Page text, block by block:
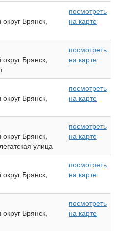
округ Брянск,
посмотреть
на карте
округ Брянск,
посмотреть
на карте
округ Брянск,
посмотреть
на карте
округ Брянск,
улица
посмотреть
на карте
округ Брянск,
посмотреть
на карте
округ Брянск,
посмотреть
на карте